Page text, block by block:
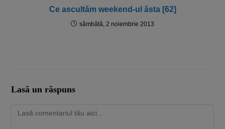
Ce ascultăm weekend-ul ăsta [62]
sâmbătă, 2 noiembrie 2013
Lasă un răspuns